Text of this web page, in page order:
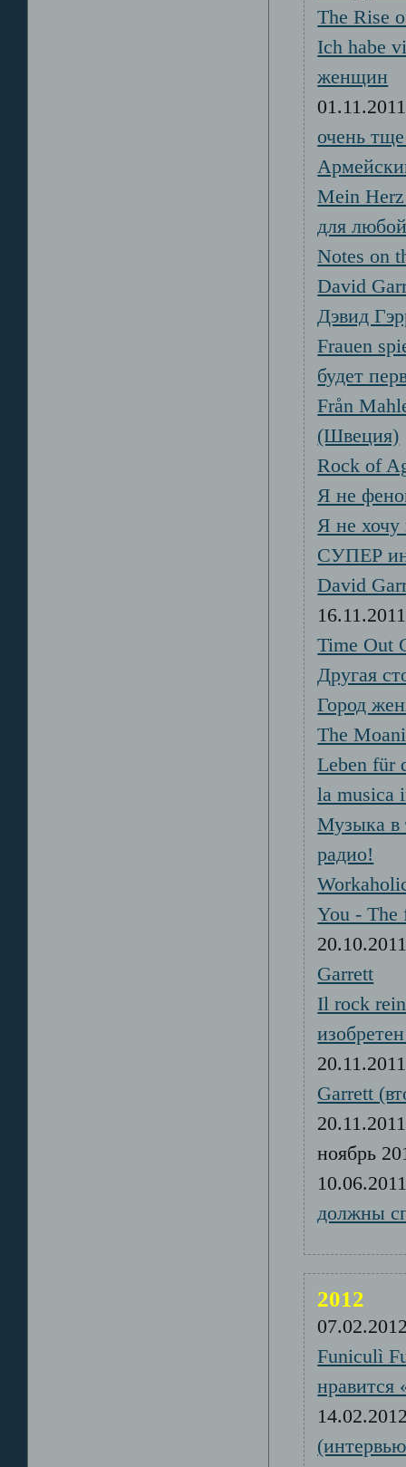
The Rise
Ich habe
женщин
очень
Mein
для
Notes on
David
Дэвид
Frauen
будет
Från
(Швеция)
Rock of
Я не
Я не
СУПЕР
David
Time Out
Другая
Город
The
Leben für
la musica
Музыка в
радио!
You - The
Garrett
Il rock
Garrett
ноябрь
должны
2012
Funiculì
нравится